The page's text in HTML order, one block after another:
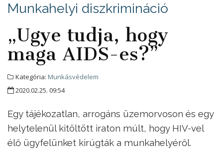
Munkahelyi diszkrimináció
„Ugye tudja, hogy
maga AIDS-es?”
Kategória: Munkásvédelem
2020.02.25. 09:54
Egy tájékozatlan, arrogáns üzemorvoson és egy
helytelenül kitöltött iraton múlt, hogy HIV-vel
élő ügyfelünket kirúgták a munkahelyéről.